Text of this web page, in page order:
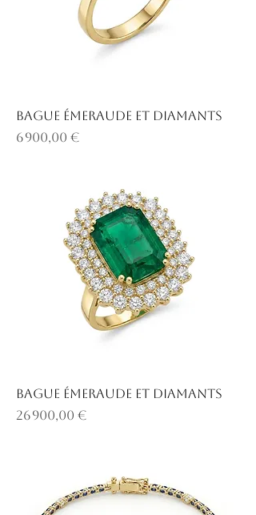
Bague émeraude et diamants
Prix
6 900,00 €
Bague émeraude et diamants
Prix
26 900,00 €